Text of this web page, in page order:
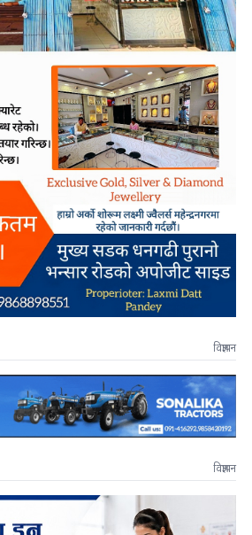
विज्ञापन
विज्ञापन